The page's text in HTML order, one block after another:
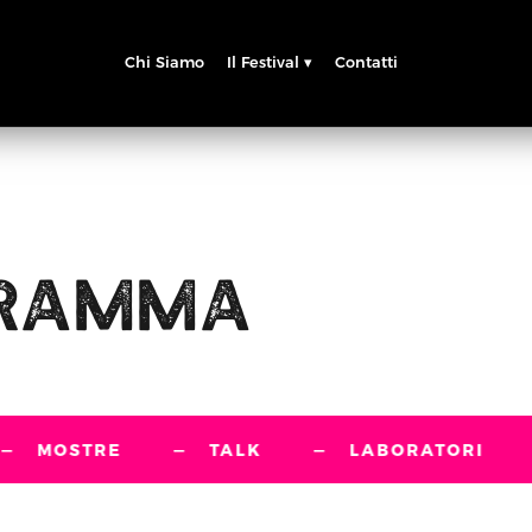
Chi Siamo Il Festival ▾ Contatti
— TALK LABORATORI — INGRESSO